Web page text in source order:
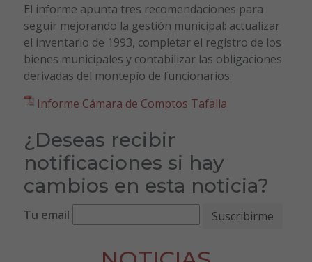
El informe apunta tres recomendaciones para
seguir mejorando la gestión municipal: actualizar
el inventario de 1993, completar el registro de los
bienes municipales y contabilizar las obligaciones
derivadas del montepío de funcionarios.
Informe Cámara de Comptos Tafalla
¿Deseas recibir
notificaciones si hay
cambios en esta noticia?
Tu email